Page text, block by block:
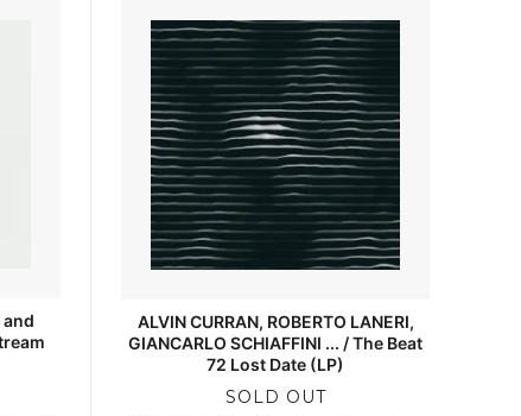
and
ALVIN CURRAN, ROBERTO LANERI,
GIANCARLO SCHIAFFINI ... / The Beat
72 Lost Date (LP)
SOLD OUT